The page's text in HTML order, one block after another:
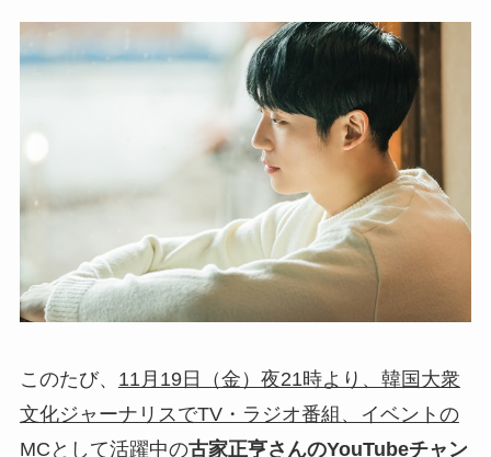
このたび、 11月19日（金）夜21時より、韓国大衆
文化ジャーナリスでTV・ラジオ番組、イベントの
MCとして活躍中の古家正亨さんのYouTubeチャン